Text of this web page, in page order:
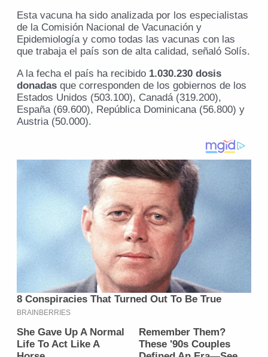
Esta vacuna ha sido analizada por los especialistas
de la Comisión Nacional de Vacunación y
Epidemiología y como todas las vacunas con las
que trabaja el país son de alta calidad, señaló Solís.
A la fecha el país ha recibido 1.030.230 dosis
donadas que corresponden de los gobiernos de los
Estados Unidos (503.100), Canadá (319.200),
España (69.600), República Dominicana (56.800) y
Austria (50.000).